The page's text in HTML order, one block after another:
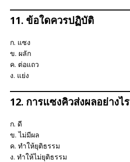
11. ข้อใดควรปฏิบัติ
ก. แซง
ข. ผลัก
ค. ต่อแถว
ง. แย่ง
12. การแซงคิวส่งผลอย่างไร
ก. ดี
ข. ไม่มีผล
ค. ทำให้ยุติธรรม
ง. ทำให้ไม่ยุติธรรม